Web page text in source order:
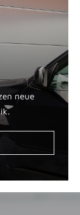
neue